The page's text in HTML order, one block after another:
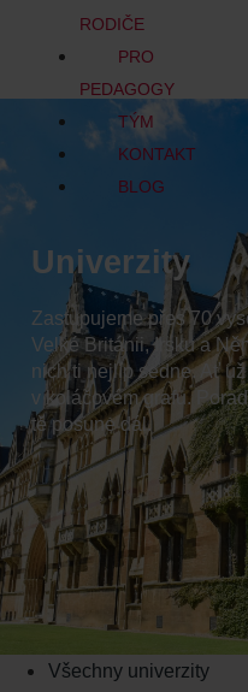
RODIČE
PRO
PEDAGOGY
TÝM
KONTAKT
BLOG
Univerzity
Zastupujeme přes 70
Velké Británii, Irsku a
nich ti nejlíp sedne. Ať
v koláčovém grafu.
tě posune dál.
Všechny univerzity